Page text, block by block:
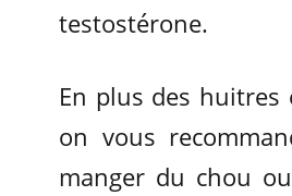
testostérone.
En plus des
on vous
manger du chou